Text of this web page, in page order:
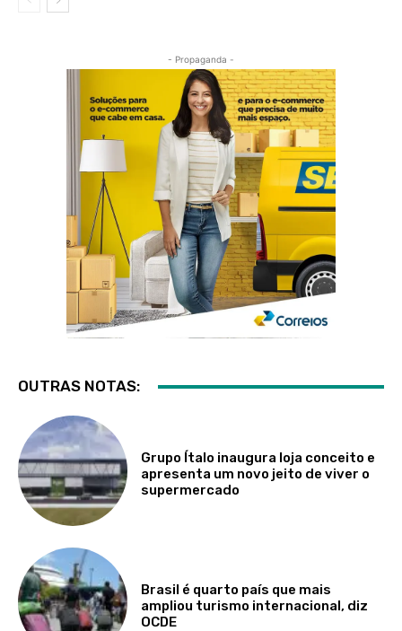
- Propaganda -
OUTRAS NOTAS:
Grupo Ítalo inaugura loja conceito e
apresenta um novo jeito de viver o
supermercado
Brasil é quarto país que mais
ampliou turismo internacional, diz
OCDE